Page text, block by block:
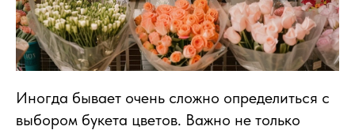
Иногда бывает очень сложно определиться с
выбором букета цветов. Важно не только